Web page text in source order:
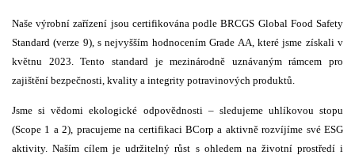
Naše výrobní zařízení jsou certifikována podle BRCGS Global Food Safety
Standard (verze 9), s nejvyšším hodnocením Grade AA, které jsme získali v
květnu 2023. Tento standard je mezinárodně uznávaným rámcem pro
zajištění bezpečnosti, kvality a integrity potravinových produktů.
Jsme si vědomi ekologické odpovědnosti – sledujeme uhlíkovou stopu
(Scope 1 a 2), pracujeme na certifikaci BCorp a aktivně rozvíjíme své ESG
aktivity. Naším cílem je udržitelný růst s ohledem na životní prostředí i